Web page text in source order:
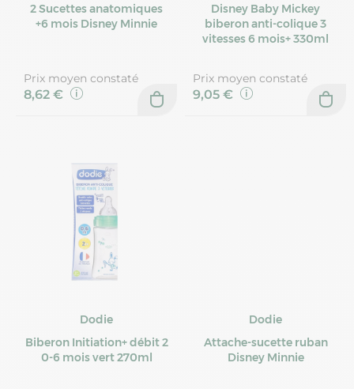
2 Sucettes anatomiques
+6 mois Disney Minnie
Prix moyen constaté
8,62 €
Disney Baby Mickey
biberon anti-colique 3
vitesses 6 mois+ 330ml
Prix moyen constaté
9,05 €
Dodie
Biberon Initiation+ débit 2
0-6 mois vert 270ml
Dodie
Attache-sucette ruban
Disney Minnie